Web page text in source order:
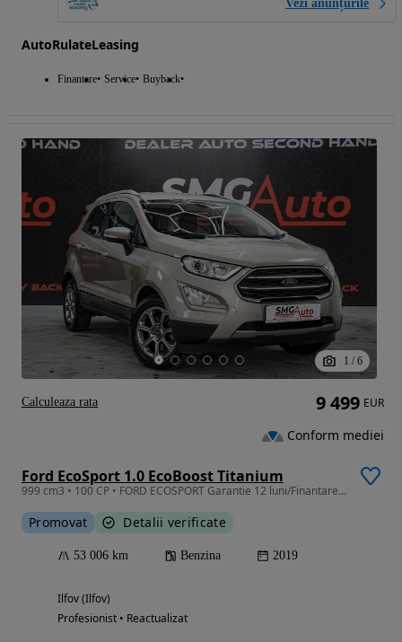
Vezi anunțurile
AutoRulateLeasing
Finantare Service Buyback
1 / 6
Ford EcoSport 1.0 EcoBoost Titanium
999 cm3 • 100 CP • FORD ECOSPORT Garantie 12 luni/Finantare/Credit Auto
Promovat Detalii verificate
53 006 km Benzina 2019
Ilfov (Ilfov)
Profesionist • Reactualizat
9 499 EUR
Conform mediei
Calculeaza rata